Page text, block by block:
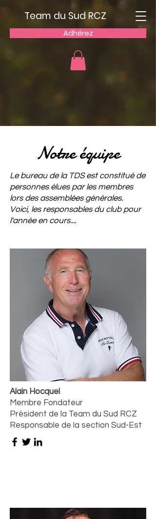
Adhérez
Team du Sud RCZ
Notre équipe
Le bureau de la TDS est constitué de
personnes élues par les membres
lors des assemblées générales.
Voici, les responsables du club pour
l'année en cours....
Alain Hocquel
Membre Fondateur
Président de la Team du Sud RCZ
Responsable de la section Sud-Est